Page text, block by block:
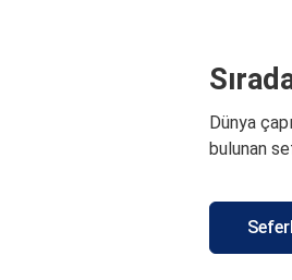
Dünya
bulunan